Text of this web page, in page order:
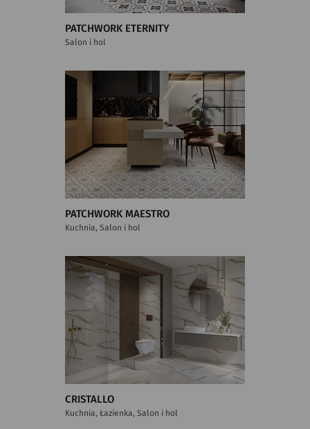
PATCHWORK ETERNITY
Salon i hol
PATCHWORK MAESTRO
Kuchnia, Salon i hol
CRISTALLO
Kuchnia, Łazienka, Salon i hol